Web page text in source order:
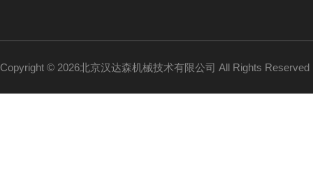
Copyright © 2026北京汉达森机械技术有限公司 All Rights